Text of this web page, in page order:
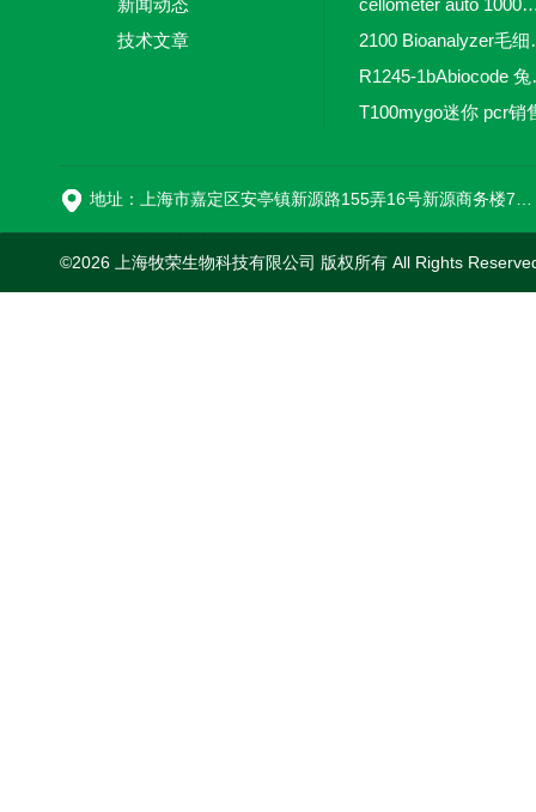
新闻动态
技术文章
cellometer auto 1000全自
2100
T100mygo迷你 pcr销
©2026 上海牧荣生物科技有限公司 版权所有 All Rights